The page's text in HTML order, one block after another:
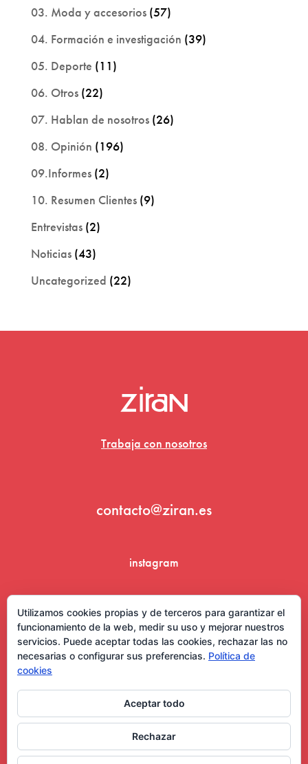
03. Moda y accesorios(57)
04. Formación e investigación (39)
05. Deporte (11)
06. Otros(22)
07. Hablan de nosotros(26)
08. Opinión (196)
09.Informes(2)
10. Resumen Clientes(9)
Entrevistas(2)
Noticias(43)
Uncategorized (22)
Trabaja con nosotros
contacto@ziran.es
instagram
Aviso Legal y Condiciones de Uso
Utilizamos cookies propias y de terceros para garantizar el
funcionamiento de la web, medir su uso y mejorar nuestros
servicios. Puede aceptar todas las cookies, rechazar las no
necesarias o configurar sus preferencias. Política de
cookies
Aceptar todo
Rechazar